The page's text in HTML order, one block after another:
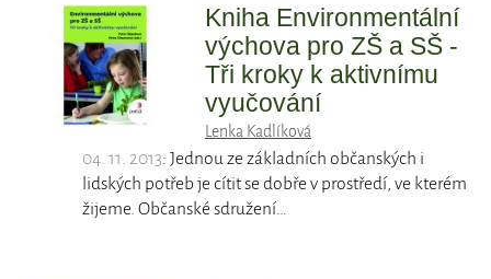
Kniha Environmentální
výchova pro ZŠ a SŠ -
Tři kroky k aktivnímu
vyučování
Lenka Kadlíková
04. 11. 2013: Jednou ze základních občanských i
lidských potřeb je cítit se dobře v prostředí, ve kterém
žijeme. Občanské sdružení…